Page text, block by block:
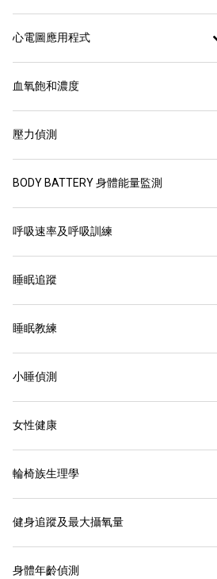
心電圖應用程式
血氧飽和濃度
壓力偵測
BODY BATTERY 身體能量監測
呼吸速率及呼吸訓練
睡眠追蹤
睡眠教練
小睡偵測
女性健康
輪椅族生理學
健身追蹤及最大攝氧量
身體年齡偵測